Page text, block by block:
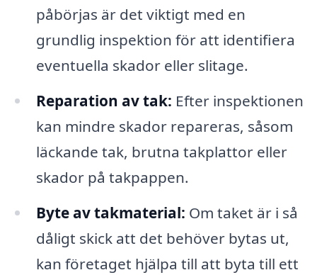
påbörjas är det viktigt med en
grundlig inspektion för att identifiera
eventuella skador eller slitage.
Reparation av tak: Efter inspektionen
kan mindre skador repareras, såsom
läckande tak, brutna takplattor eller
skador på takpappen.
Byte av takmaterial: Om taket är i så
dåligt skick att det behöver bytas ut,
kan företaget hjälpa till att byta till ett